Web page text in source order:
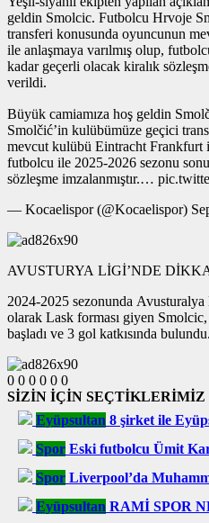
geldin Smolcic. Futbolcu Hrvoje
transferi konusunda oyuncunun
ile anlaşmaya varılmış olup,
kadar geçerli olacak kiralık
verildi.
Büyük camiamıza hoş geldin
Smolčić’in kulübümüze geçici
mevcut kulübü Eintracht Frankfurt
futbolcu ile 2025-2026 sezonu
sözleşme imzalanmıştır.…
— Kocaelispor (@Kocaelispor)
AVUSTURYA LİGİ’NDE
2024-2025 sezonunda
olarak Lask forması giyen
başladı ve 3 gol katkısında
0 0 0 0 0 0
SİZİN İÇİN SEÇTİKLERİMİZ
Eyüpsultan 8 şirket ile
Spor Eski futbolcu Ümit
Spor Liverpool’da
Eyüpsultan RAMİ SPOR